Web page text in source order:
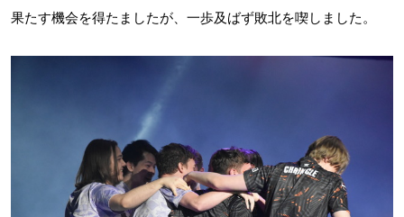
果たす機会を得たましたが、一歩及ばず敗北を喫しました。